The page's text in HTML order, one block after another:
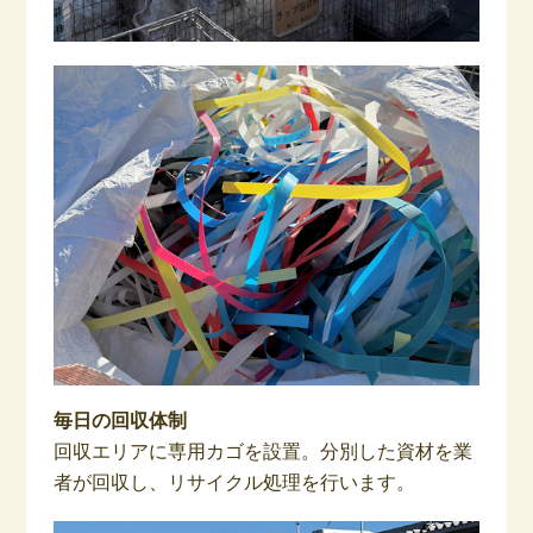
毎日の回収体制
回収エリアに専用カゴを設置。分別した資材を業
者が回収し、リサイクル処理を行います。